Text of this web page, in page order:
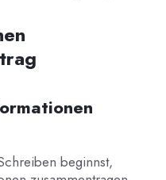
beginnst,